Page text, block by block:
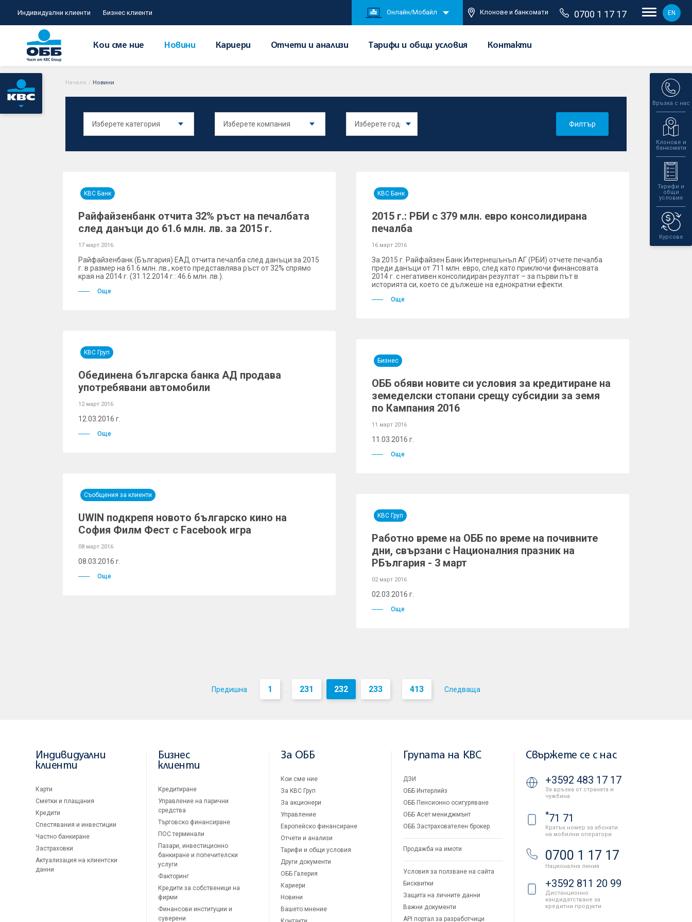
Индивидуални клиенти Бизнес клиенти Онлайн/Мобайл Клонове и банкомати 0700 1 17 17 EN
Кои сме ние Новини Кариери Отчети и анализи Тарифи и общи условия Контакти
Връзка с нас
Клонове и
банкомати
Тарифи и
общи
условия
Курсове
Начало / Новини
Филтър
KBC Банк
Райфайзенбанк отчита 32% ръст на печалбата
след данъци до 61.6 млн. лв. за 2015 г.
17 март 2016
Райфайзенбанк (България) ЕАД отчита печалба след данъци за 2015
г. в размер на 61.6 млн. лв., което представлява ръст от 32% спрямо
края на 2014 г. (31.12.2014 г.: 46.6 млн. лв.).
Още
KBC Банк
2015 г.: РБИ с 379 млн. евро консолидирана
печалба
16 март 2016
За 2015 г. Райфайзен Банк Интернешънъл АГ (РБИ) отчете печалба
преди данъци от 711 млн. евро, след като приключи финансовата
2014 г. с негативен консолидиран резултат – за първи път в
историята си, което се дължеше на еднократни ефекти.
Още
KBC Груп
Обединена българска банка АД продава
употребявани автомобили
12 март 2016
12.03.2016 г.
Още
Бизнес
ОББ обяви новите си условия за кредитиране на
земеделски стопани срещу субсидии за земя
по Кампания 2016
11 март 2016
11.03.2016 г.
Още
Съобщения за клиенти
UWIN подкрепя новото българско кино на
София Филм Фест с Facebook игра
08 март 2016
08.03.2016 г.
Още
KBC Груп
Работно време на ОББ по време на почивните
дни, свързани с Националния празник на
РБългария - 3 март
02 март 2016
02.03.2016 г.
Още
Предишна 1 ... 231 232 233 ... 413 Следваща
Индивидуални
клиенти
Карти
Сметки и плащания
Кредити
Спестявания и инвестиции
Частно банкиране
Застраховки
Актуализация на клиентски
данни
Бизнес
клиенти
Кредитиране
Управление на парични
средства
Търговско финансиране
ПОС терминали
Пазари, инвестиционно
банкиране и попечителски
услуги
Факторинг
Кредити за собственици на
фирми
Финансови институции и
суверени
За ОББ
Кои сме ние
За KBC Груп
За акционери
Управление
Европейско финансиране
Отчети и анализи
Тарифи и общи условия
Други документи
ОББ Галерия
Кариери
Новини
Вашето мнение
Групата на KBC
ДЗИ
ОББ Интерлийз
ОББ Пенсионно осигуряване
ОББ Асет мениджмънт
ОББ Застрахователен брокер
Продажба на имоти
Условия за ползване на сайта
Бисквитки
Защита на личните данни
Важни документи
API портал за разработчици
Свържете се с нас
+3592 483 17 17
За връзка от страната и
чужбина
*71 71
Кратък номер за абонати
на мобилни оператори
0700 1 17 17
Национална линия
+3592 811 20 99
Дистанционно
кандидатстване за
кредитни продукти